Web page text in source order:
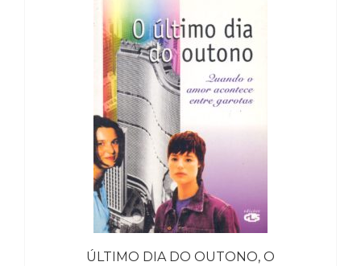
ÚLTIMO DIA DO OUTONO, O